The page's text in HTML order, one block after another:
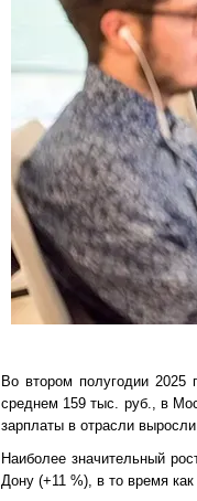
Во втором полугодии 2025
среднем 159 тыс. руб., в
зарплаты в отрасли
Наиболее значительный
Дону (+11 %), в то время